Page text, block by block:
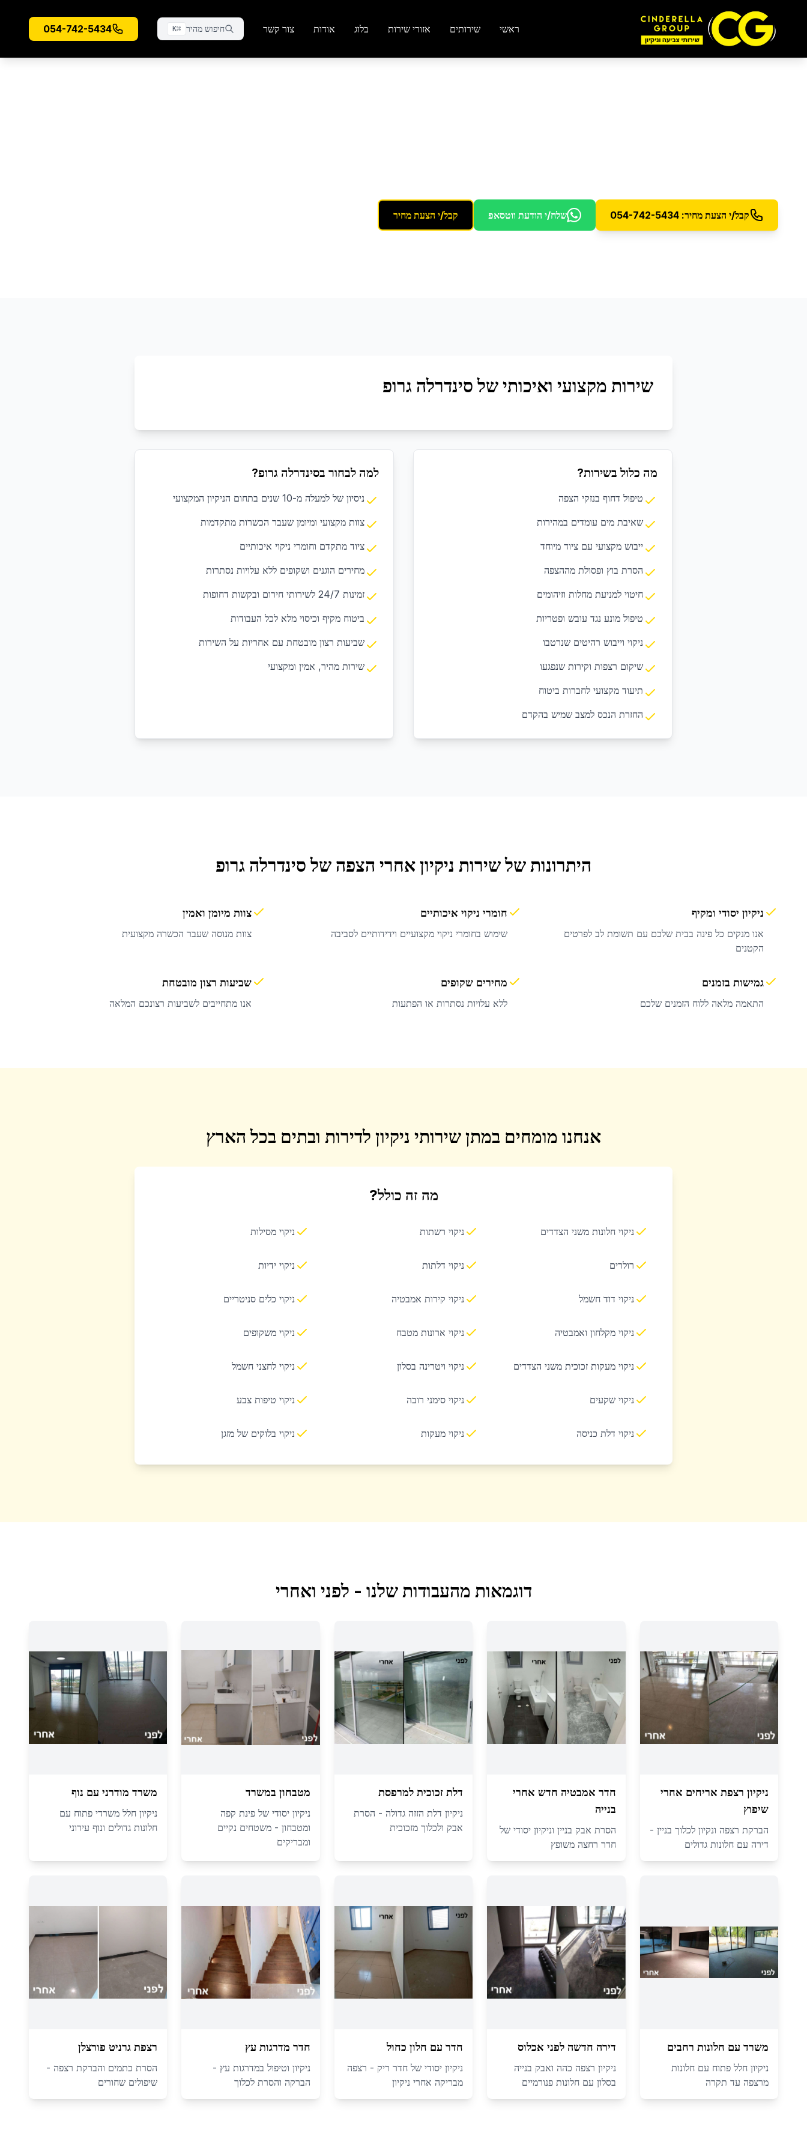
ראשי שירותים אזורי שירות בלוג אודות צור קשר חיפוש מהיר ⌘
K
054-742-5434
קבל/י הצעת מחיר: 054-742-5434 שלח/י הודעת ווטסאפ קבל/י הצעת מחיר
שירות מקצועי ואיכותי של סינדרלה גרופ
מה כלול בשירות?
טיפול דחוף בנזקי הצפה
שאיבת מים עומדים במהירות
ייבוש מקצועי עם ציוד מיוחד
הסרת בוץ ופסולת מההצפה
חיטוי למניעת מחלות וזיהומים
טיפול מונע נגד עובש ופטריות
ניקוי וייבוש רהיטים שנרטבו
שיקום רצפות וקירות שנפגעו
תיעוד מקצועי לחברות ביטוח
החזרת הנכס למצב שמיש בהקדם
למה לבחור בסינדרלה גרופ?
ניסיון של למעלה מ-10 שנים בתחום הניקיון המקצועי
צוות מקצועי ומיומן שעבר הכשרות מתקדמות
ציוד מתקדם וחומרי ניקוי איכותיים
מחירים הוגנים ושקופים ללא עלויות נסתרות
זמינות 24/7 לשירותי חירום ובקשות דחופות
ביטוח מקיף וכיסוי מלא לכל העבודות
שביעות רצון מובטחת עם אחריות על השירות
שירות מהיר, אמין ומקצועי
היתרונות של שירות ניקיון אחרי הצפה של סינדרלה גרופ
ניקיון יסודי ומקיף
אנו מנקים כל פינה בבית שלכם עם תשומת לב לפרטים
הקטנים
חומרי ניקוי איכותיים
שימוש בחומרי ניקוי מקצועיים וידידותיים לסביבה
צוות מיומן ואמין
צוות מנוסה שעבר הכשרה מקצועית
גמישות בזמנים
התאמה מלאה ללוח הזמנים שלכם
מחירים שקופים
ללא עלויות נסתרות או הפתעות
שביעות רצון מובטחת
אנו מתחייבים לשביעות רצונכם המלאה
אנחנו מומחים במתן שירותי ניקיון לדירות ובתים בכל הארץ
מה זה כולל?
ניקוי חלונות משני הצדדים ניקוי רשתות ניקוי מסילות
רולרים ניקוי דלתות ניקוי ידיות
ניקוי דוד חשמל ניקוי קירות אמבטיה ניקוי כלים סניטריים
ניקוי מקלחון ואמבטיה ניקוי ארונות מטבח ניקוי משקופים
ניקוי מעקות זכוכית משני הצדדים ניקוי ויטרינה בסלון ניקוי לחצני חשמל
ניקוי שקעים ניקוי סימני רובה ניקוי טיפות צבע
ניקוי דלת כניסה ניקוי מעקות ניקוי בלוקים של מזגן
דוגמאות מהעבודות שלנו - לפני ואחרי
ניקיון רצפת אריחים אחרי
שיפוץ
הברקת רצפה ונקיון לכלוך בניין -
דירה עם חלונות גדולים
חדר אמבטיה חדש אחרי
בנייה
הסרת אבק בניין וניקיון יסודי של
חדר רחצה משופץ
דלת זכוכית למרפסת
ניקיון דלת הזזה גדולה - הסרת
אבק ולכלוך מזכוכית
מטבחון במשרד
ניקיון יסודי של פינת קפה
ומטבחון - משטחים נקיים
ומבריקים
משרד מודרני עם נוף
ניקיון חלל משרדי פתוח עם
חלונות גדולים ונוף עירוני
משרד עם חלונות רחבים
ניקיון חלל פתוח עם חלונות
מרצפה עד תקרה
דירה חדשה לפני אכלוס
ניקיון רצפה כהה ואבק בנייה
בסלון עם חלונות פנורמיים
חדר עם חלון כחול
ניקיון יסודי של חדר ריק - רצפה
מבריקה אחרי ניקיון
חדר מדרגות עץ
ניקיון וטיפול במדרגות עץ -
הברקה והסרת לכלוך
רצפת גרניט פורצלן
הסרת כתמים והברקת רצפה -
שיפולים שחורים